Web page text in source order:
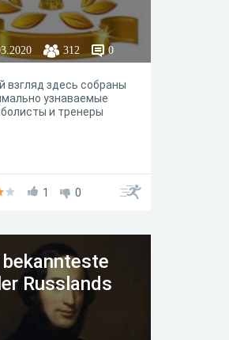
312 0
взгляд здесь собраны
узнаваемые
и тренеры
1 0
bekannteste
Russlands